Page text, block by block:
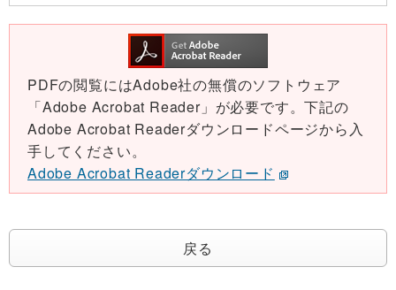
PDFの閲覧にはAdobe社の無償のソフトウェア
「Adobe Acrobat Reader」が必要です。下記の
Adobe Acrobat Readerダウンロードページから入
手してください。
Adobe Acrobat Readerダウンロード
戻る